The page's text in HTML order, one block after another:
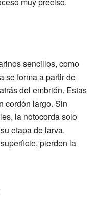
sencillos, como
se forma a partir de
del embrión. Estas
cordón largo. Sin
la notocorda solo
etapa de larva.
pierden la